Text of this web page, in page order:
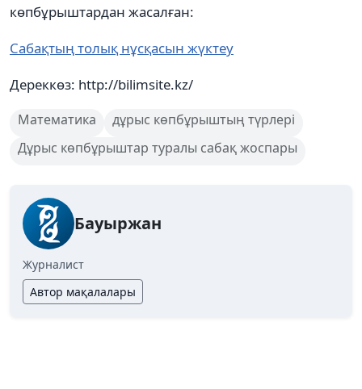
көпбұрыштардан жасалған:
Сабақтың толық нұсқасын жүктеу
Дереккөз: http://bilimsite.kz/
Математика
дұрыс көпбұрыштың түрлері
Дұрыс көпбұрыштар туралы сабақ жоспары
Бауыржан
Журналист
Автор мақалалары